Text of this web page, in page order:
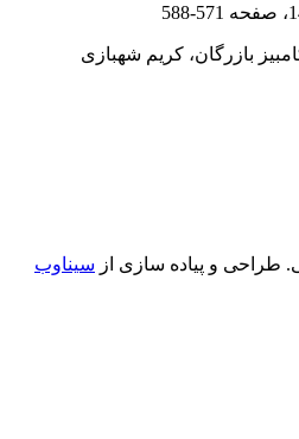
571-588
بازرگان، کریم شهبازی
طراحی و پیاده سازی از سیناوب